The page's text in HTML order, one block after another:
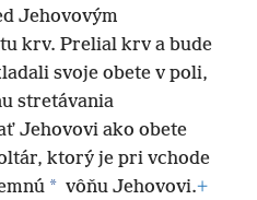
Jehovovým
krv. Prelial krv a bude
svoje obete v poli,
stretávania
Jehovovi ako obete
ktorý je pri vchode
* vôňu Jehovovi.+